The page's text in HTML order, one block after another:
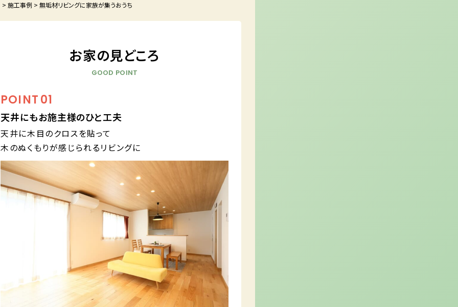
> 施工事例 > 無垢材リビングに家族が集うおうち
お家の見どころ
GOOD POINT
POINT01
天井にもお施主様のひと工夫
天井に木目のクロスを貼って
木のぬくもりが感じられるリビングに